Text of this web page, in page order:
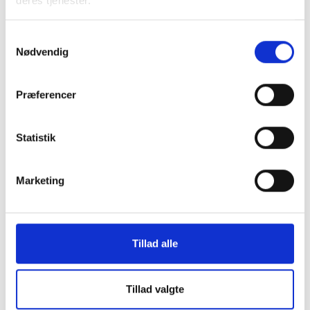
Nødvendig
Præferencer
Statistik
Marketing
Tillad alle
Tillad valgte
16. NOVEMBER 2026
Børkop